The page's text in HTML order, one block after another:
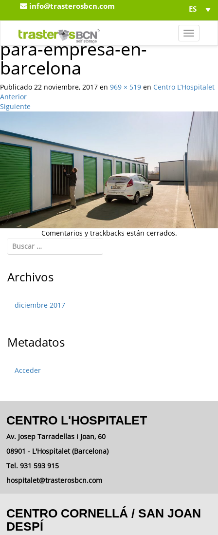
info@trasterosbcn.com ES
T
o
n
v
g
a
i
n
Trasteros-BCN-trastero-
para-empresa-en-
barcelona
Publicado 22 noviembre, 2017 en 969 × 519 en Centro L’Hospitalet
Anterior
Siguiente
Comentarios y trackbacks están cerrados.
Archivos
diciembre 2017
Metadatos
Acceder
CENTRO L'HOSPITALET
Av. Josep Tarradellas i Joan, 60
08901 - L'Hospitalet (Barcelona)
Tel. 931 593 915
hospitalet@trasterosbcn.com
CENTRO CORNELLÁ / SAN JOAN
DESPÍ